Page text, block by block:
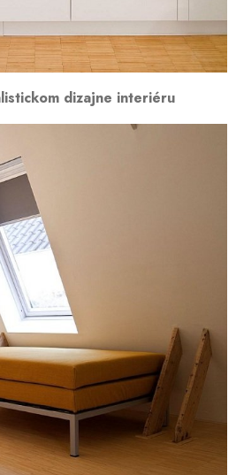
dizajne interiéru